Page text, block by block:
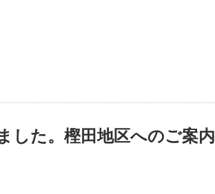
した。樫田地区へのご案内